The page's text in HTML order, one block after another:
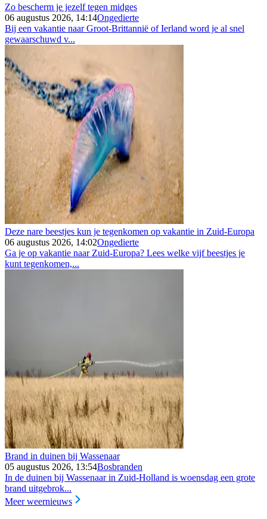
Zo bescherm je jezelf tegen midges
06 augustus 2026, 14:14Ongedierte
Bij een vakantie naar Groot-Brittannië of Ierland word je al snel
gewaarschuwd v...
Deze nare beestjes kun je tegenkomen op vakantie in Zuid-Europa
06 augustus 2026, 14:02Ongedierte
Ga je op vakantie naar Zuid-Europa? Lees welke vijf beestjes je
kunt tegenkomen,...
Brand in duinen bij Wassenaar
05 augustus 2026, 13:54Bosbranden
In de duinen bij Wassenaar in Zuid-Holland is woensdag een grote
brand uitgebrok...
Meer weernieuws